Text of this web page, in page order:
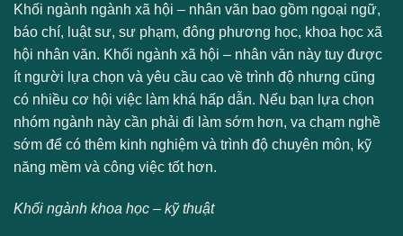
Khối ngành ngành xã hội – nhân văn bao gồm ngoại ngữ,
báo chí, luật sư, sư phạm, đông phương học, khoa học xã
hội nhân văn. Khối ngành xã hội – nhân văn này tuy được
ít người lựa chọn và yêu cầu cao về trình độ nhưng cũng
có nhiều cơ hội việc làm khá hấp dẫn. Nếu bạn lựa chọn
nhóm ngành này cần phải đi làm sớm hơn, va chạm nghề
sớm để có thêm kinh nghiệm và trình độ chuyên môn, kỹ
năng mềm và công việc tốt hơn.
Khối ngành khoa học – kỹ thuật